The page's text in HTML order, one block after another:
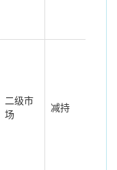
二级市
场
减持